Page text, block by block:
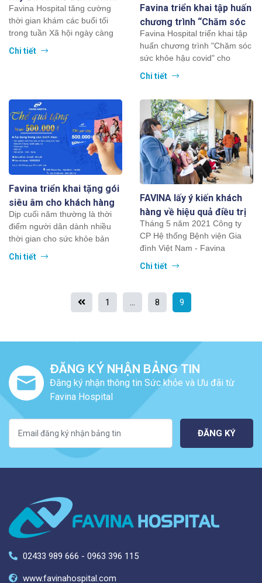
Favina Hospital tăng cường
thời gian khám các buổi tối
trong tuần Xã hội ngày càng
phát triển đồng nghĩa với đó là
guồng quay...
Chi tiết
Favina triển khai tập huấn
chương trình “Chăm sóc
sức khỏe hậu covid” cho
người dân trên địa bàn
Huyện Thanh Oai
Favina Hospital triển khai tập
huấn chương trình "Chăm sóc
sức khỏe hậu covid" cho
người dân trên địa bàn Huyện
Chi tiết
Favina triển khai tặng gói
siêu âm cho khách hàng
dịp cuối năm 2022
Dịp cuối năm thường là thời
điểm người dân dành nhiều
thời gian cho sức khỏe bản
thân và gia đình.Bởi lẽ sau 1
Chi tiết
FAVINA lấy ý kiến khách
hàng về hiệu quả điều trị
bệnh của CK YHCT
Tháng 5 năm 2021 Công ty
CP Hệ thống Bệnh viện Gia
đình Việt Nam - Favina
Hospital ký hợp tác thành lập
Chi tiết
P
s
t
s
a
g
n
a
1 … 8 9
ĐĂNG KÝ NHẬN BẢNG TIN
Đăng ký nhận thông tin Sức khỏe và Ưu đãi từ
Favina Hospital
ĐĂNG KÝ
02433 989 666 - 0963 396 115
www.favinahospital.com